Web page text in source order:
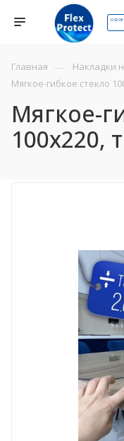
Главная — Накладки
Мягкое-гибкое стекло
Мягкое-
100х220,